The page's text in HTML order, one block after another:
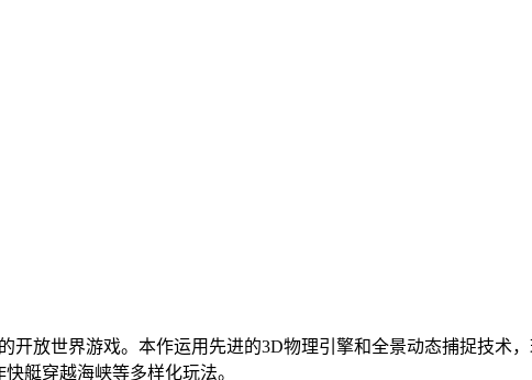
开放世界游戏。本作运用先进的3D物理引擎和全景动态捕捉技术
艇穿越海峡等多样化玩法。